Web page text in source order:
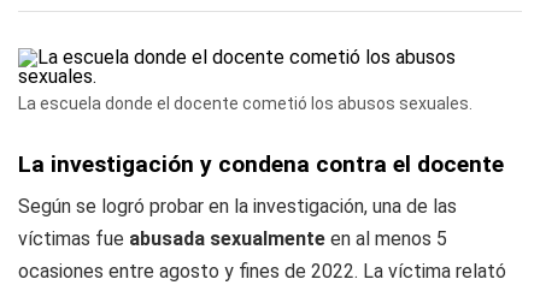
La escuela donde el docente cometió los abusos sexuales.
La investigación y condena contra el docente
Según se logró probar en la investigación, una de las
víctimas fue abusada sexualmente en al menos 5
ocasiones entre agosto y fines de 2022. La víctima relató